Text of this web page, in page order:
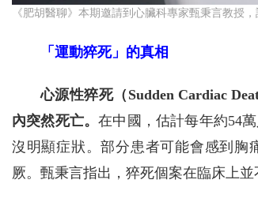
《肥胡醫聊》本期邀請到心臟科專家甄秉言教授
「運動猝死」的真相
心源性猝死（Sudden Cardiac
內突然死亡。在中國，估計每年約54
沒明顯症狀。部分患者可能會感到胸
厥。甄秉言指出，猝死個案在臨床上